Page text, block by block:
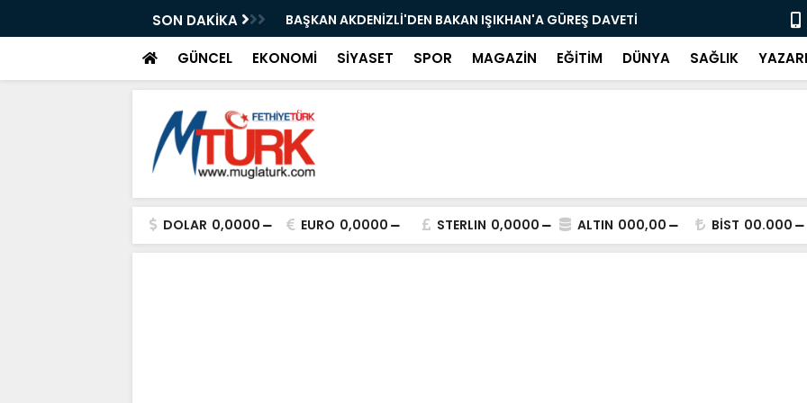
SON DAKİKA
İşgaline Sıkı Denetim” BAŞKAN AKDENİZLİ'DEN BAKAN IŞIKHAN'A GÜREŞ DAVETİ "Bir
GÜNCEL EKONOMİ SİYASET SPOR MAGAZİN EĞİTİM DÜNYA SAĞLIK
DOLAR 0,0000 EURO 0,0000 STERLIN 0,0000 ALTIN 000,00 BİST 00.000